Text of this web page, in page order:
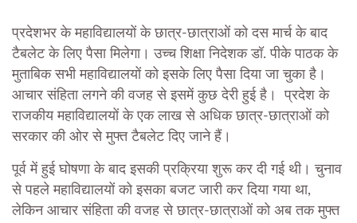
प्रदेशभर के महाविद्यालयों के छात्र-छात्राओं को दस मार्च के बाद
टैबलेट के लिए पैसा मिलेगा। उच्च शिक्षा निदेशक डॉ. पीके पाठक के
मुताबिक सभी महाविद्यालयों को इसके लिए पैसा दिया जा चुका है।
आचार संहिता लगने की वजह से इसमें कुछ देरी हुई है। प्रदेश के
राजकीय महाविद्यालयों के एक लाख से अधिक छात्र-छात्राओं को
सरकार की ओर से मुफ्त टैबलेट दिए जाने हैं।
पूर्व में हुई घोषणा के बाद इसकी प्रक्रिया शुरू कर दी गई थी। चुनाव
से पहले महाविद्यालयों को इसका बजट जारी कर दिया गया था,
लेकिन आचार संहिता की वजह से छात्र-छात्राओं को अब तक मुफ्त